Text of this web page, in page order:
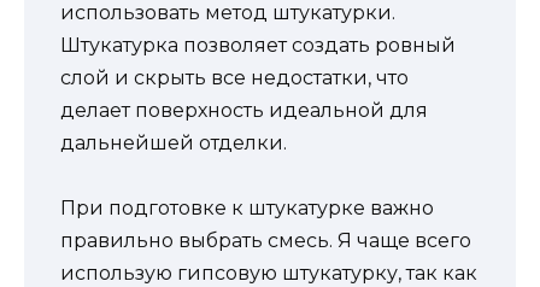
использовать метод штукатурки.
Штукатурка позволяет создать ровный
слой и скрыть все недостатки, что
делает поверхность идеальной для
дальнейшей отделки.
При подготовке к штукатурке важно
правильно выбрать смесь. Я чаще всего
использую гипсовую штукатурку, так как